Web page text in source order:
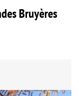
Bruyères